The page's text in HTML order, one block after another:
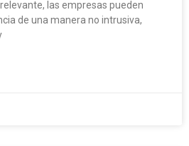
las empresas pueden
de una manera no intrusiva,